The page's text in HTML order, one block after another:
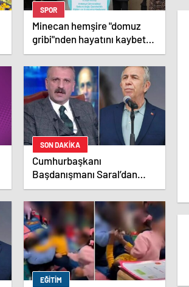
SPOR
Minecan hemşire "domuz
gribi"nden hayatını kaybetti
– Haberler | Sağlık Haberleri
SON DAKİKA
Cumhurbaşkanı
Başdanışmanı Saral’dan
gündem yaratacak Mansur
Yavaş iddiası
EĞITIM